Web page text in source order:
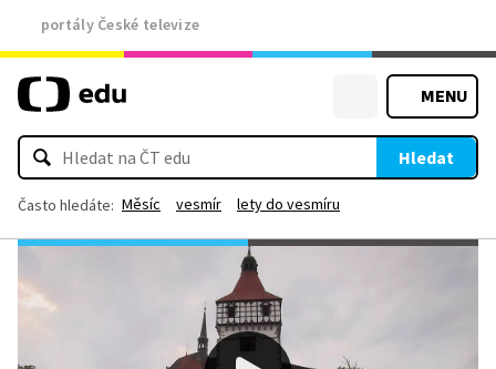
portály České televize
MENU
Hledat
Často hledáte: Měsíc vesmír lety do vesmíru